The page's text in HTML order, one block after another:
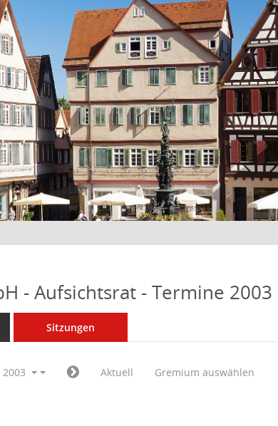
- Aufsichtsrat - Termine 2003
Sitzungen
2003 Aktuell Gremium auswählen